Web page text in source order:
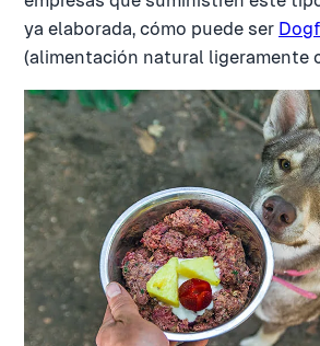
ya elaborada, cómo puede ser
(alimentación natural ligeramente